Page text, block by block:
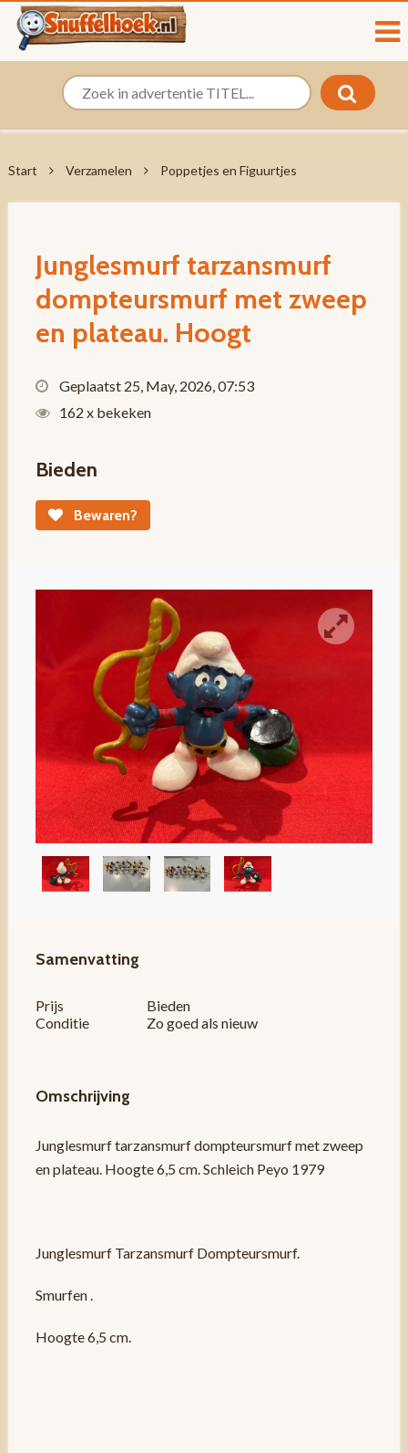
Start Verzamelen Poppetjes en Figuurtjes
Junglesmurf tarzansmurf
dompteursmurf met zweep
en plateau. Hoogt
Geplaatst 25, May, 2026, 07:53
162 x bekeken
Bieden
Bewaren?
Samenvatting
Prijs
Bieden
Conditie
Zo goed als nieuw
Omschrijving
Junglesmurf tarzansmurf dompteursmurf met zweep
en plateau. Hoogte 6,5 cm. Schleich Peyo 1979
Junglesmurf Tarzansmurf Dompteursmurf.
Smurfen .
Hoogte 6,5 cm.